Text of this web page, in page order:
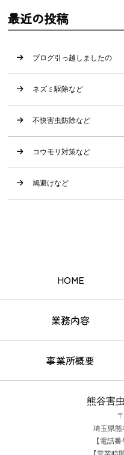
最近の投稿
ブログ引っ越しましたの
ネズミ駆除など
不快害虫防除など
コウモリ対策など
鳩避けなど
HOME
業務内容
事業所概要
熊谷害
埼玉県熊
【電話